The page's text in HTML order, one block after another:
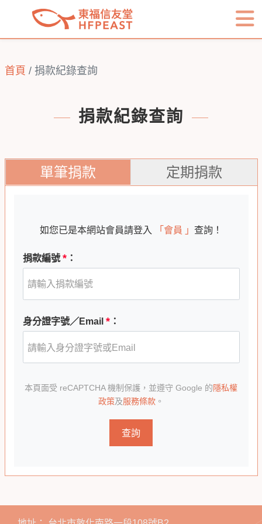
首頁 捐款紀錄查詢
捐款紀錄查詢
單筆捐款 定期捐款
如您已是本網站會員請登入 「會員 」 查詢！
捐款編號*：
身分證字號／Email *：
本頁面受 reCAPTCHA 機制保護，並遵守 Google 的隱私權
政策及服務條款 。
查詢